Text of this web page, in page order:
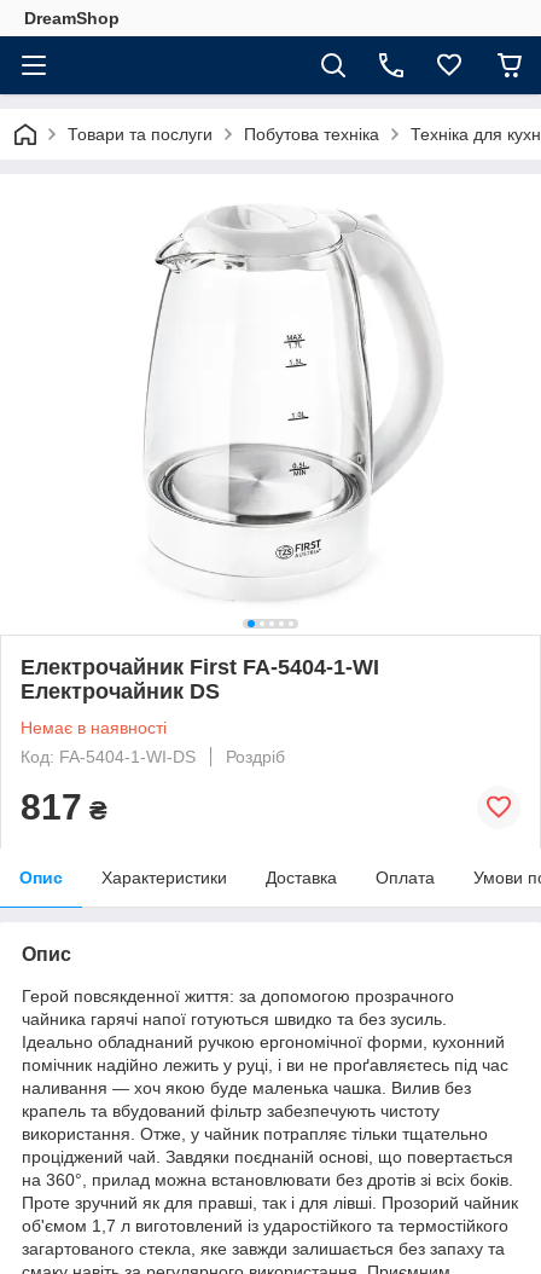
DreamShop
Товари та послуги Побутова техніка Техніка для
Електрочайник First FA-5404-1-WI
Електрочайник DS
Немає в наявності
Код: FA-5404-1-WI-DS
Роздріб
817 ₴
Опис Характеристики Доставка Оплата Умови
Опис
Герой повсякденної життя: за допомогою прозрачного
чайника гарячі напої готуються швидко та без зусиль.
Ідеально обладнаний ручкою ергономічної форми, кухонний
помічник надійно лежить у руці, і ви не проґавляєтесь під час
наливання — хоч якою буде маленька чашка. Вилив без
крапель та вбудований фільтр забезпечують чистоту
використання. Отже, у чайник потрапляє тільки тщательно
проціджений чай. Завдяки поєднаній основі, що повертається
на 360°, прилад можна встановлювати без дротів зі всіх боків.
Проте зручний як для правші, так і для лівші. Прозорий чайник
об'ємом 1,7 л виготовлений із ударостійкого та термостійкого
загартованого стекла, яке завжди залишається без запаху та